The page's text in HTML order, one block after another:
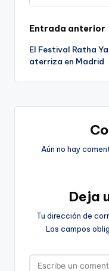
de
entradas
Entrada anterior
El Festival Ratha
aterriza en Madrid
Aún no hay
Deja
Tu dirección de
Los campos